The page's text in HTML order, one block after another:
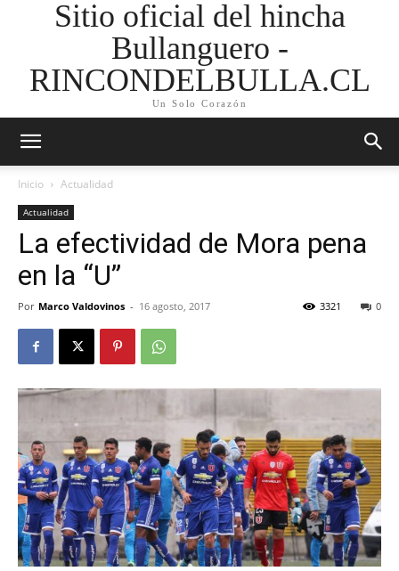
Sitio oficial del hincha
Bullanguero -
RINCONDELBULLA.CL
Un Solo Corazón
Inicio Actualidad
Actualidad
La efectividad de Mora pena
en la “U”
Por Marco Valdovinos - 16 agosto, 2017 0
3321